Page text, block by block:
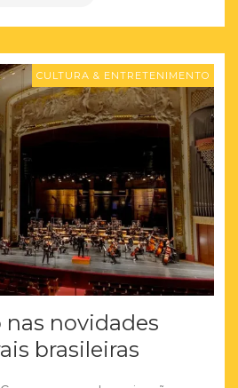
nas novidades
brasileiras
CULTURA & ENTRETENIMENTO